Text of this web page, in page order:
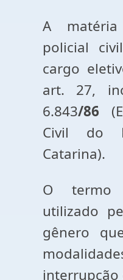
A
policial
cargo
art. 27,
6.843/86
Civil do
Catarina).
O termo
utilizado
gênero
interrupção